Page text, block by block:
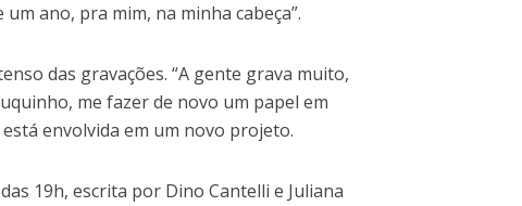
ano, pra mim, na minha cabeça”.
das gravações. “A gente grava muito,
me fazer de novo um papel em
envolvida em um novo projeto.
19h, escrita por Dino Cantelli e Juliana